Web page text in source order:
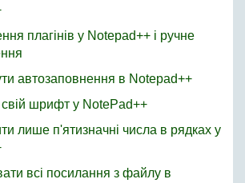
плагінів у Notepad++ і ручне
автозаповнення в Notepad++
шрифт у NotePad++
лише п'ятизначні числа в рядках у
всі посилання з файлу в